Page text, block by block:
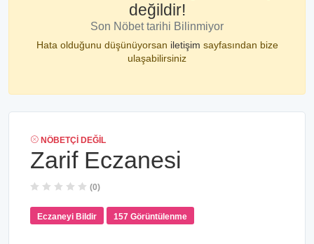
değildir!
Son Nöbet tarihi Bilinmiyor
Hata olduğunu düşünüyorsan iletişim sayfasından bize
ulaşabilirsiniz
NÖBETÇI DEĞIL
Zarif Eczanesi
(0)
Eczaneyi Bildir 157 Görüntülenme